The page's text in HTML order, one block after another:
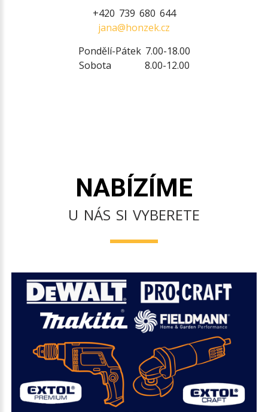
+420 739 680 644
jana@honzek.cz
Pondělí-Pátek 7.00-18.00
Sobota 8.00-12.00
NABÍZÍME
U NÁS SI VYBERETE